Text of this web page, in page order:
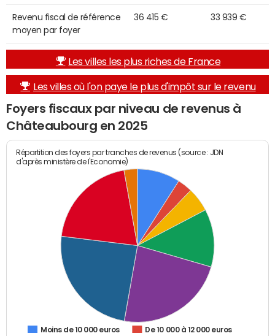
Revenu fiscal de référence
moyen par foyer
36 415 € 33 939 €
Les villes les plus riches de France
Les villes où l'on paye le plus d'impôt sur le revenu
Foyers fiscaux par niveau de revenus à
Châteaubourg en 2025
Répartition des foyers par tranches de revenus (source : JDN
d'après ministère de l'Economie)
Moins de 10 000 euros
De 10 000 à 12 000 euros